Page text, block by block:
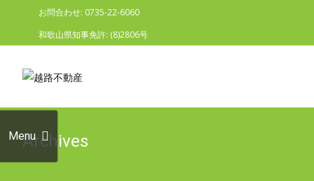
お問合わせ: 0735-22-6060
和歌山県知事免許: (8)2806号
MenuArchives